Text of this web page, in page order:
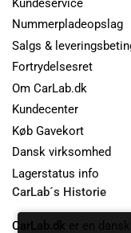
Kundeservice
Nummerpladeopslag
Salgs &
Fortrydelsesret
Om CarLab.dk
Kundecenter
Køb Gavekort
Dansk virksomhed
Lagerstatus info
CarLab´s Historie
CarLab.dk er en